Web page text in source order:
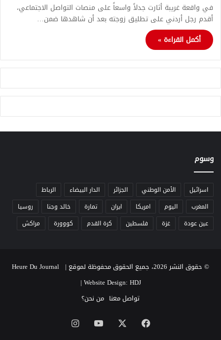
في واقعة غريبة أثارت جدلاً واسعاً على منصات التواصل الاجتماعي،
أقدم رجل أردني على تطليق زوجته بعد أن شاهدها ضمن…
أكمل القراءة »
وسوم
اسرائيل الأمن الوطني الجزائر الدار البيضاء
الرباط
المغرب
اليوم امريكا ايران تمارة خالد وجنا
روسيا
عين عودة
غزة فلسطين كرة القدم كووورة مراكش
© حقوق النشر 2026، جميع الحقوق محفوظة لموقع Heure Du Journal |
Website Design: HDJ
|
تواصل معنا من نحن؟
فيسبوك ‫YouTube